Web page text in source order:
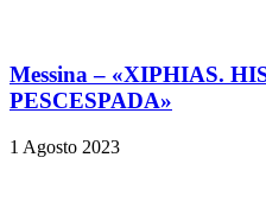
Messina – «XIPHIAS.
PESCESPADA»
1 Agosto 2023